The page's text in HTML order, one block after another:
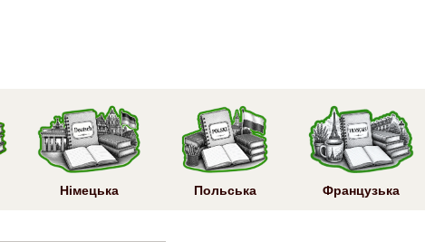
Німецька Польська Французька